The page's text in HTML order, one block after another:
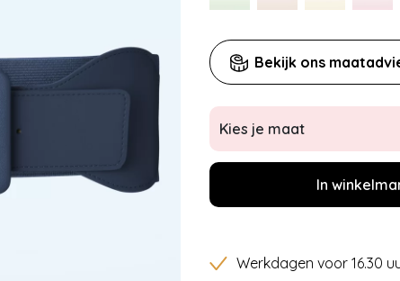
Bekijk ons
Kies je maat
In
Werkdagen voor 16.30